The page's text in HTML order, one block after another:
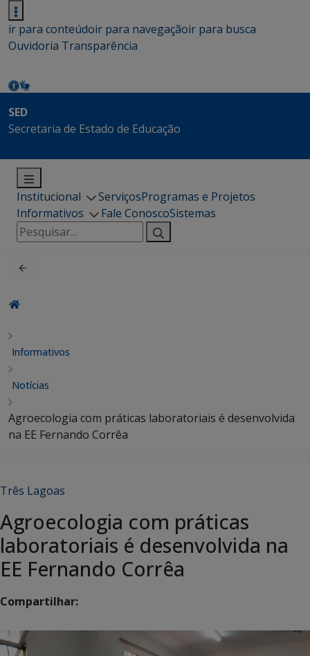
ir para conteúdoir para navegaçãoir para busca
Ouvidoria Transparência
SED
Secretaria de Estado de Educação
Institucional ServiçosProgramas e Projetos
Informativos
Fale ConoscoSistemas
Pesquisar
por:
Informativos
Notícias
Agroecologia com práticas laboratoriais é desenvolvida
na EE Fernando Corrêa
Três Lagoas
Agroecologia com práticas
laboratoriais é desenvolvida na
EE Fernando Corrêa
Compartilhar: